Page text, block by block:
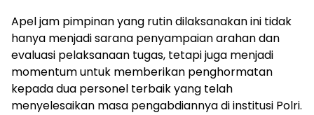
Apel jam pimpinan yang rutin dilaksanakan ini tidak
hanya menjadi sarana penyampaian arahan dan
evaluasi pelaksanaan tugas, tetapi juga menjadi
momentum untuk memberikan penghormatan
kepada dua personel terbaik yang telah
menyelesaikan masa pengabdiannya di institusi Polri.